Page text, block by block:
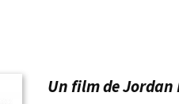
Un film de Jordan